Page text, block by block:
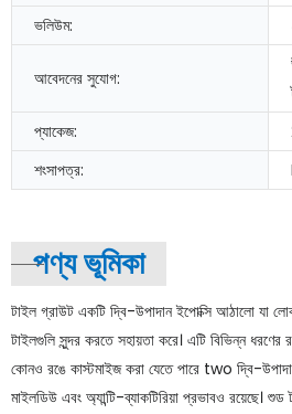
ভলিউম:
আবেদনের সুযোগ:
প্যাকেজ:
শংসাপত্র:
পণ্য ভূমিকা
টাইল গ্রাউট একটি দ্বি-উপাদান ইপোক্সি আঠালো যা
টাইলগুলি সুন্দর করতে সহায়তা করে। এটি বিভিন্ন
কোনও রঙে কাস্টমাইজ করা যেতে পারে two দ্বি-
মাইলডিউ এবং অ্যান্টি-ব্যাকটিরিয়া প্রভাবও রয়েছে।